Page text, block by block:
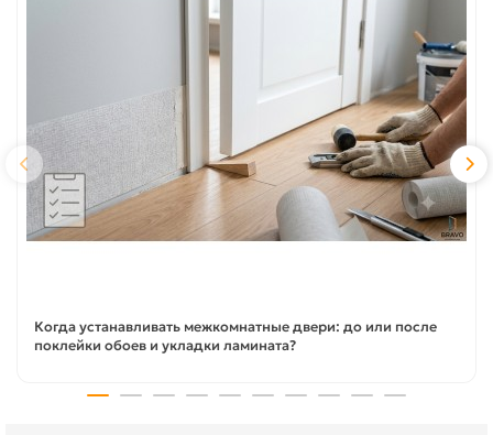
Когда устанавливать межкомнатные двери: до или после
поклейки обоев и укладки ламината?